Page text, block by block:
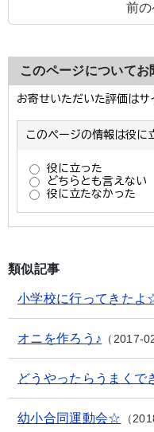
前
このページについてお
類似記事
小学校に行ってきたよ
オニを作ろう♪ 2017-
どうやったらうまくで
幼小合同運動会☆